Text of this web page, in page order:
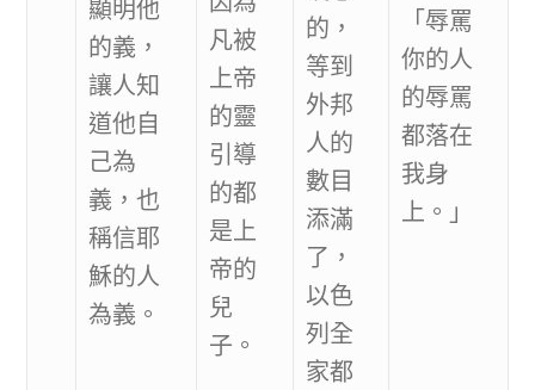
顯明他
的義，
讓人知
道他自
己為
義，也
稱信耶
穌的人
為義。
凡被
上帝
的靈
引導
的都
是上
帝的
兒
子。
的，
等到
外邦
人的
數目
添滿
了，
以色
列全
家都
「辱罵
你的人
的辱罵
都落在
我身
上。」